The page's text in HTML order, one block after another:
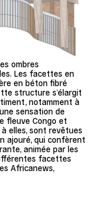
ombres
Les facettes en
en béton fibré
structure s’élargit
notamment à
sensation de
fleuve Congo et
elles, sont revêtues
ajouré, qui confèrent
animée par les
facettes
Africanews,